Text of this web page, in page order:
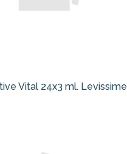
Vital 24x3 ml. Levissime